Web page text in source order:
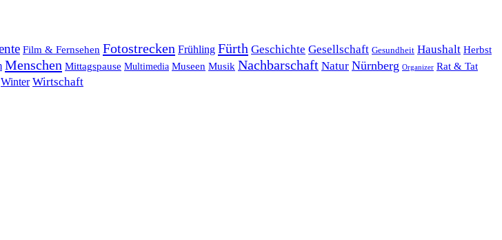
Film & Fernsehen Fotostrecken Frühling Fürth Geschichte Gesellschaft Gesundheit Haushalt Herbst
Menschen Mittagspause Multimedia Museen Musik Nachbarschaft Natur Nürnberg Organizer Rat & Tat
Winter Wirtschaft